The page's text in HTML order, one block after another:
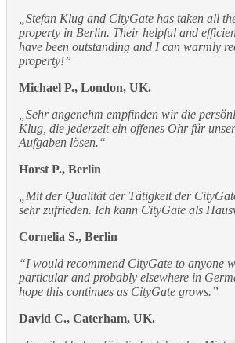
„Stefan Klug and CityGate has taken all
property in Berlin. Their helpful and
have been outstanding and I can warmly
property!”
Michael P., London, UK.
„Sehr angenehm empfinden wir die
Klug, die jederzeit ein offenes Ohr für
Aufgaben lösen.“
Horst P., Berlin
„Mit der Qualität der Tätigkeit der
sehr zufrieden. Ich kann CityGate als
Cornelia S., Berlin
“I would recommend CityGate to anyone
particular and probably elsewhere in
hope this continues as CityGate grows.”
David C., Caterham, UK.